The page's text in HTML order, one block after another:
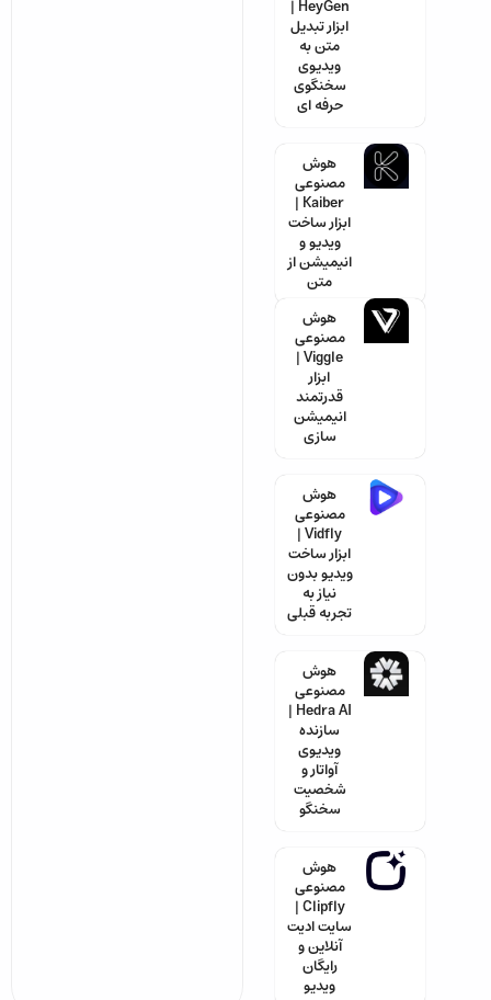
HeyGen |
ابزار تبدیل
متن به
ویدیوی
سخنگوی
حرفه ای
هوش
مصنوعی
Kaiber |
ابزار ساخت
ویدیو و
انیمیشن از
متن
هوش
مصنوعی
Viggle |
ابزار
قدرتمند
انیمیشن
سازی
هوش
مصنوعی
Vidfly |
ابزار ساخت
ویدیو بدون
نیاز به
تجربه قبلی
هوش
مصنوعی
Hedra AI |
سازنده
ویدیوی
آواتار و
شخصیت
سخنگو
هوش
مصنوعی
Clipfly |
سایت ادیت
آنلاین و
رایگان
ویدیو